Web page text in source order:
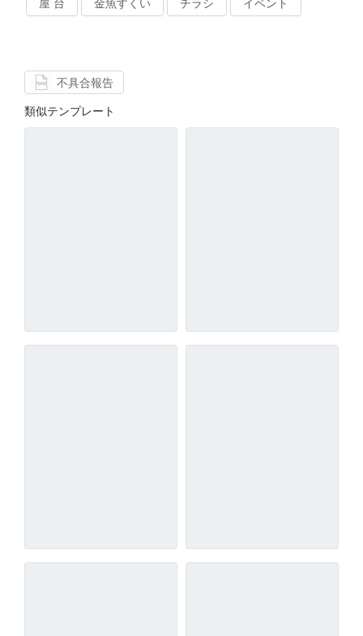
屋 台 金魚すくい チラシ イベント
不具合報告
類似テンプレート